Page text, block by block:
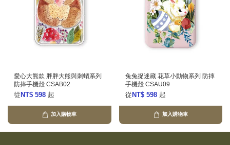
愛心大熊款 胖胖大熊與刺蝟系列
防摔手機殼 CSAB02
從 NT$ 598 起
加入購物車
兔兔捉迷藏 花草小動物系列 防摔
手機殼 CSAU09
從 NT$ 598 起
加入購物車